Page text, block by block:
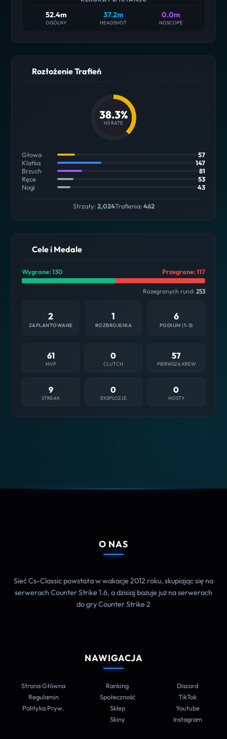
52.4m
OGÓLNY
37.2m
HEADSHOT
0.0m
NOSCOPE
Rozłożenie Trafień
38.3%
HS RATE
Głowa
57
Klatka
147
Brzuch
81
Ręce
53
Nogi
43
Strzały:2,024Trafienia:462
Cele i Medale
Wygrane: 130 Przegrane: 117
Rozegranych rund: 253
2
ZAPLANTOWANE
1
ROZBROJENIA
6
PODIUM (1-3)
61
MVP
0
CLUTCH
57
PIERWSZA KREW
9
STREAK
0
EKSPLOZJE
0
HOSTY
O NAS
Sieć Cs-Classic powstała w wakacje 2012 roku, skupiając się na
serwerach Counter Strike 1.6, a dzisiaj bazuje już na serwerach
do gry Counter Strike 2
NAWIGACJA
Strona Główna
Regulamin
Polityka Pryw.
Ranking
Społeczność
Sklep
Skiny
Discord
TikTok
Youtube
Instagram